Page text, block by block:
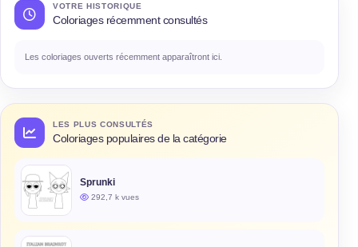
VOTRE HISTORIQUE
Coloriages récemment consultés
Les coloriages ouverts récemment apparaîtront ici.
LES PLUS CONSULTÉS
Coloriages populaires de la catégorie
Sprunki
292,7 k vues